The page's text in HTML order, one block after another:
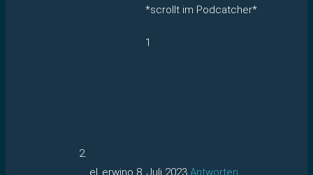
*scrollt im Podcatcher*
1
el_erwino 8. Juli 2023 Antworten